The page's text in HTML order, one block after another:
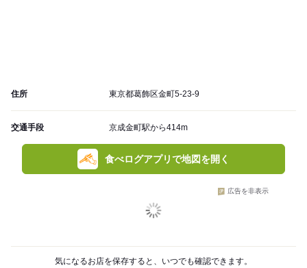
住所 東京都葛飾区金町5-23-9
交通手段 京成金町駅から414m
食べログアプリで地図を開く
広告を非表示
気になるお店を保存すると、いつでも確認できます。